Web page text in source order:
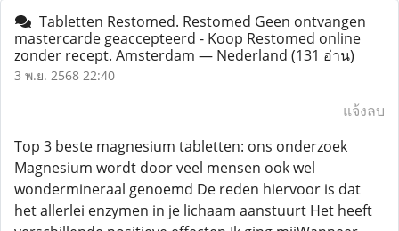
Tabletten Restomed. Restomed Geen ontvangen
mastercarde geaccepteerd - Koop Restomed online
zonder recept. Amsterdam — Nederland (131 อ่าน)
3 พ.ย. 2568 22:40
แจ้งลบ
Top 3 beste magnesium tabletten: ons onderzoek
Magnesium wordt door veel mensen ook wel
wondermineraal genoemd De reden hiervoor is dat
het allerlei enzymen in je lichaam aanstuurt Het heeft